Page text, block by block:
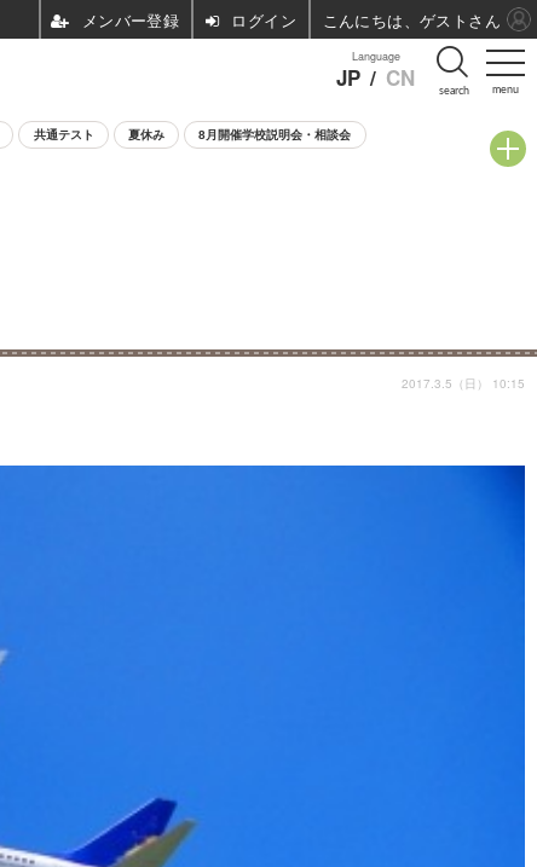
menu
Language
JP / CN search
共通テスト 夏休み 8月開催学校説明会・相談会
2017.3.5（日） 10:15
ログイン こんにちは、ゲストさん